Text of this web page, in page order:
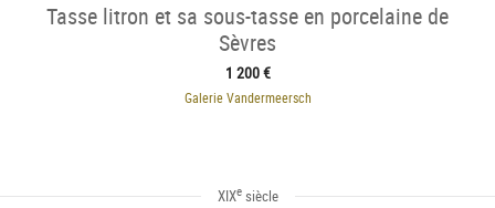
Tasse litron et sa sous-tasse en porcelaine de
Sèvres
1 200 €
Galerie Vandermeersch
XIXesiècle